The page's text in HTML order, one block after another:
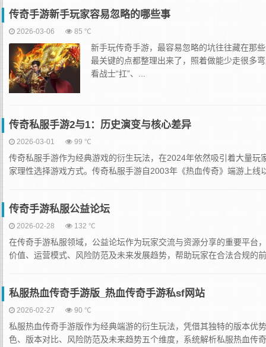
传奇手游新手玩家容易忽略的哪些事
2026-03-06 85 ℃
新手玩传奇手游，最容易忽略的坑往往藏在那
最关键的点都整理出来了，照着做能少走很多
看战士“扛”、...
传奇私服手游2与1：历史演变与核心差异
2026-03-01 99 ℃
传奇私服手游作为经典游戏的衍生玩法，在2024年依然吸引着大量
家理性选择游戏方式。传奇私服手游自2003年《热血传奇》端游上
传奇手游私服公益论坛
2026-02-28 132 ℃
在传奇手游私服领域，公益论坛作为玩家交流与资源分享的重要平台
价值、运营模式、风险防范及未来发展趋势，帮助玩家在合法合规的
私服热血传奇手游版_热血传奇手游私sf网站
2026-02-27 90 ℃
私服热血传奇手游版作为经典端游的衍生玩法，凭借其独特的版本优
色、版本对比、风险防范及未来趋势五个维度，系统解析私服热血传